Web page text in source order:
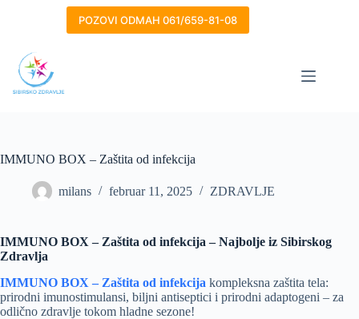
POZOVI ODMAH 061/659-81-08
IMMUNO BOX – Zaštita od infekcija
milans februar 11, 2025 ZDRAVLJE
IMMUNO BOX – Zaštita od infekcija – Najbolje iz Sibirskog
Zdravlja
IMMUNO BOX – Zaštita od infekcija kompleksna zaštita tela:
prirodni imunostimulansi, biljni antiseptici i prirodni adaptogeni – za
odlično zdravlje tokom hladne sezone!